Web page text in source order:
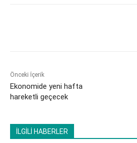
Önceki İçerik
Ekonomide yeni hafta
hareketli geçecek
İLGİLİ HABERLER